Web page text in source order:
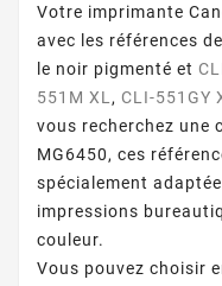
Votre imprimante
avec les références
le noir pigmenté et
551M XL , CLI-551GY
vous recherchez une
MG6450, ces
spécialement
impressions
couleur.
Vous pouvez choisir